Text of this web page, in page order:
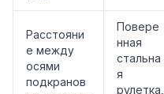
Расстояни
е между
осями
подкранов
Повере
нная
стальна
я
рулетка,